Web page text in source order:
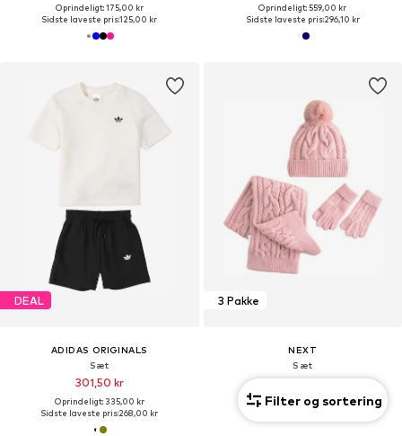
Oprindeligt: 175,00 kr
Sidste laveste pris:125,00 kr
Oprindeligt: 559,00 kr
Sidste laveste pris:296,10 kr
DEAL
ADIDAS ORIGINALS
Sæt
301,50 kr
Oprindeligt: 335,00 kr
Sidste laveste pris:268,00 kr
3 Pakke
NEXT
Sæt
274,00 kr
Filter og sortering